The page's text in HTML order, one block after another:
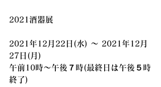
2021酒器展
2021年12月22日(水) ～ 2021年12月
27日(月)
午前10時〜午後７時(最終日は午後５時
終了)